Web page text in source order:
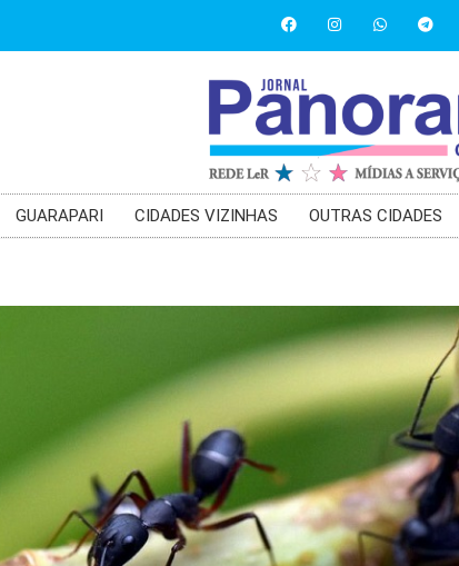
GUARAPARI CIDADES VIZINHAS OUTRAS CIDADES